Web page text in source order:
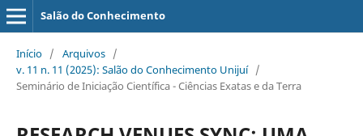
Salão do Conhecimento
Início / Arquivos /
v. 11 n. 11 (2025): Salão do Conhecimento Unijuí /
Seminário de Iniciação Científica - Ciências Exatas e da Terra